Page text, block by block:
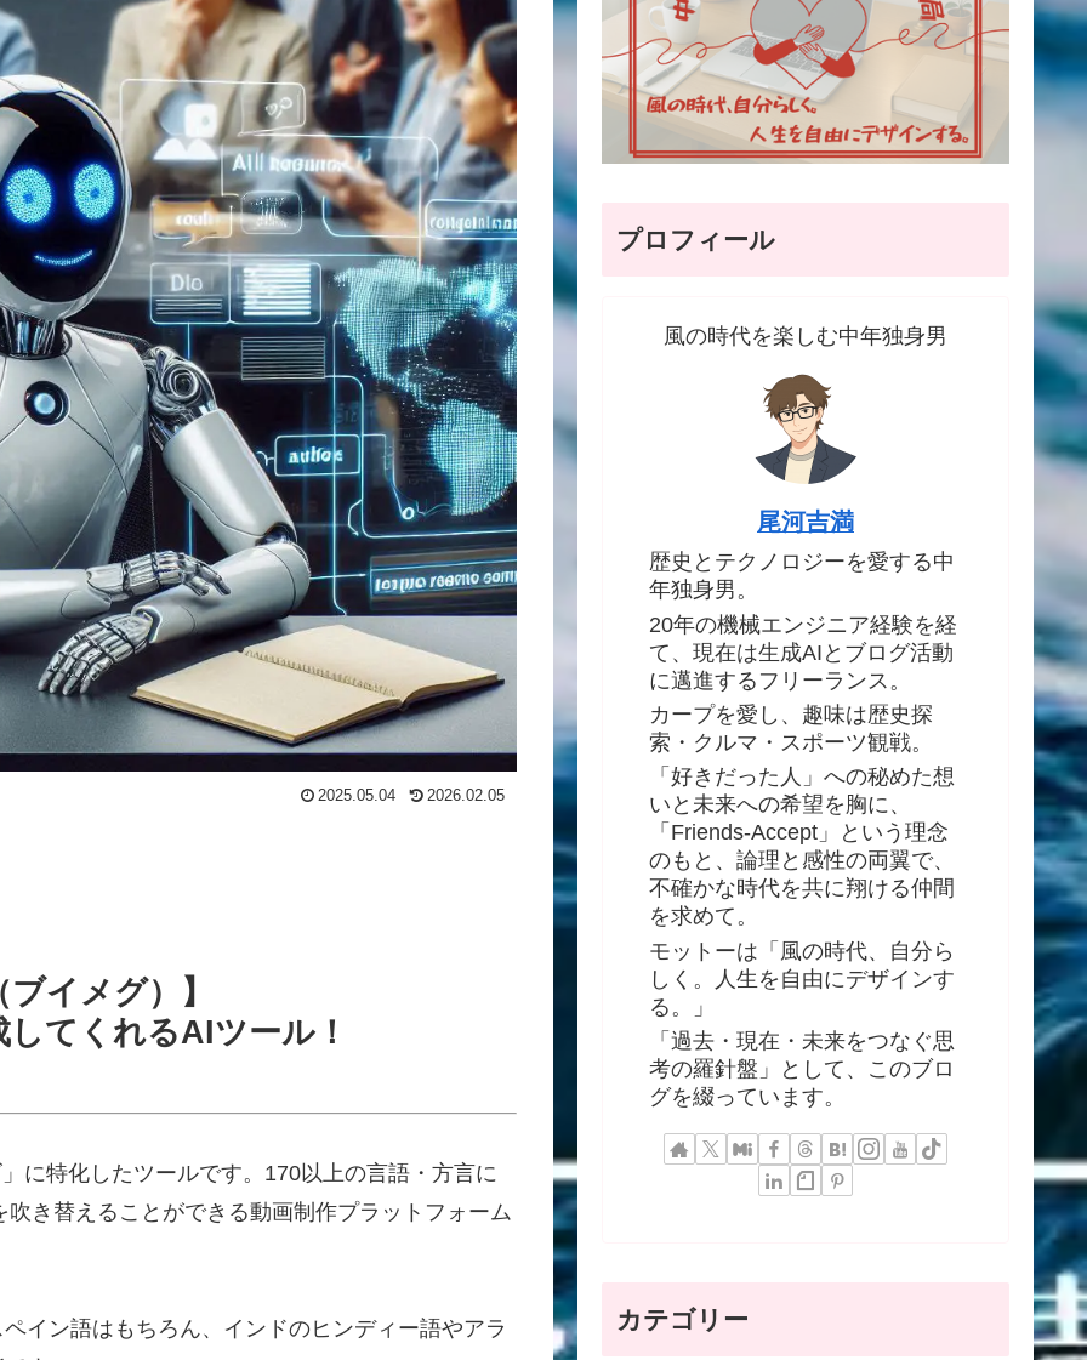
2025.05.04 2026.02.05
イメグ）】
てくれるAIツール！
に特化したツールです。170以上の言語・方言に
き替えることができる動画制作プラットフォーム
イン語はもちろん、インドのヒンディー語やアラ
プロフィール
風の時代を楽しむ中年独身男
尾河吉満
歴史とテクノロジーを愛する中
年独身男。
20年の機械エンジニア経験を経
て、現在は生成AIとブログ活動
に邁進するフリーランス。
カープを愛し、趣味は歴史探
索・クルマ・スポーツ観戦。
「好きだった人」への秘めた想
いと未来への希望を胸に、
「Friends-Accept」という理念
のもと、論理と感性の両翼で、
不確かな時代を共に翔ける仲間
を求めて。
モットーは「風の時代、自分ら
しく。人生を自由にデザインす
る。」
「過去・現在・未来をつなぐ思
考の羅針盤」として、このブロ
グを綴っています。
カテゴリー